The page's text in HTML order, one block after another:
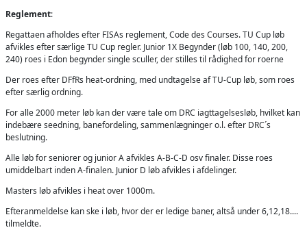
Reglement:
Regattaen afholdes efter FISAs reglement, Code des Courses. TU Cup løb
afvikles efter særlige TU Cup regler. Junior 1X Begynder (løb 100, 140, 200,
240) roes i Edon begynder single sculler, der stilles til rådighed for roerne
Der roes efter DFfRs heat-ordning, med undtagelse af TU-Cup løb, som roes
efter særlig ordning.
For alle 2000 meter løb kan der være tale om DRC iagttagelsesløb, hvilket kan
indebære seedning, banefordeling, sammenlægninger o.l. efter DRC´s
beslutning.
Alle løb for seniorer og junior A afvikles A-B-C-D osv finaler. Disse roes
umiddelbart inden A-finalen. Junior D løb afvikles i afdelinger.
Masters løb afvikles i heat over 1000m.
Efteranmeldelse kan ske i løb, hvor der er ledige baner, altså under 6,12,18....
tilmeldte.